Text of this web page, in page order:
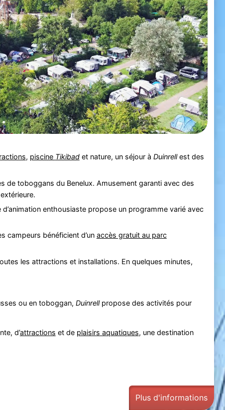
, piscine Tikibadet nature, un séjour à Duinrellest des
de toboggans du Benelux. Amusement garanti avec des
enthousiaste propose un programme varié avec
campeurs bénéficient d’un accès gratuit au parc
les attractions et installations. En quelques minutes,
ou en toboggan, Duinrellpropose des activités pour
d’attractions et de plaisirs aquatiques, une destination
Plus d'informations